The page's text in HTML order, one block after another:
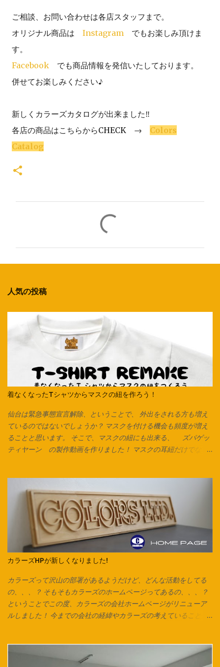
ご相談、お問い合わせは各店スタッフまで。
オリジナル商品は Instagram でもお楽しみ頂けま
す。
Facebook でも商品情報を発信いたしております。
併せてお楽しみください♪
新しくカラーズカタログが出来ました‼
各店の商品はこちらからCHECK → Colors
Catalog
人気の投稿
着なくなったTシャツからマスクの紐を作ろう！
仙台は緊急事態宣言解除、ということで、 外出をされる方も増え
ているのではないでしょうか？ マスクを付ける機会も頻度が増え
ることと思います。 そこで、マスクの紐にも出来る、 ズパゲッ
ティヤーン の製作動画を作りました！ マスクの耳紐だけでな
うにそのまま裁断できます。 脇で縫い合わせてあるTシャツ、カッ
トソーで作る場合は縫い合わせ箇所を切り落としてから始めま
す。 カットソーを横にして、下の画像の方向でハサミを入れてい
きます。 ※向きを間違えると伸縮が弱くなるのでご注意ください。
今回はマスク紐なので1cmほどの幅で裁断していますが、 市販の
ズパゲッティヤーンのように太めの紐にしたいときは2cm～2.5cm
くらいの幅がおすすめです。 紐にしたら今回はマスク紐なので、
輪で切り出した紐を2箇所で切り、 2本のひもにしています。 長い
ズパゲッティヤーンにする場合は1箇所だけ切り、 長い1本をつく
り、更につなげていきます。 今回は紐通しの代わりに安全ピンを
使用しています。 他にも通し穴の大きさ次第ではヘアピンやボー
は各店スタッフまで。 オリジナル商品は Instagram でもお楽
しみ頂けます。 Facebook でも商品情報を発信いたしておりま
カラーズHPが新しくなりました!
カラーズって沢山の部署があるようだけど、どんな活動をしてる
の、、、？ そもそもカラーズのホームページってあるの、、、？
ということでこの度、カラーズの会社ホームページがリニューア
ルしました！ 今までの会社の経緯やカラーズの考えていること、
は、随時更新されていきますので、チェックしてみてください♪
様々な事が急速に変化していくこんな時代だからこそ、 継続的に